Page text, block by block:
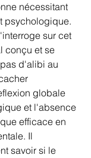
nécessitant
psychologique.
sur cet
conçu et se
d'alibi au
globale
et l'absence
efficace en
Il
savoir si le